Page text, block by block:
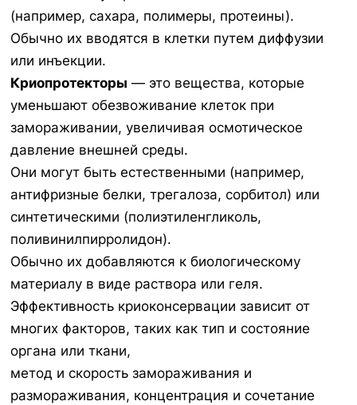
(например, сахара, полимеры, протеины).
Обычно их вводятся в клетки путем диффузии
или инъекции.
Криопротекторы — это вещества, которые
уменьшают обезвоживание клеток при
замораживании, увеличивая осмотическое
давление внешней среды.
Они могут быть естественными (например,
антифризные белки, трегалоза, сорбитол) или
синтетическими (полиэтиленгликоль,
поливинилпирролидон).
Обычно их добавляются к биологическому
материалу в виде раствора или геля.
Эффективность криоконсервации зависит от
многих факторов, таких как тип и состояние
органа или ткани,
метод и скорость замораживания и
размораживания, концентрация и сочетание